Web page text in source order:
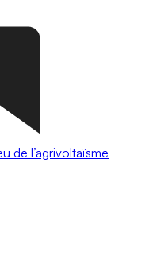
de l’agrivoltaïsme